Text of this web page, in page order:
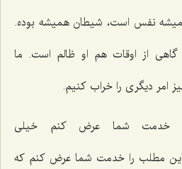
نفس است، شیطان همیشه بوده.
گاهی از اوقات هم او ظالم است. ما
امر دیگری را خراب کنیم.
خدمت شما عرض کنم خیلی
مطلب را خدمت شما عرض کنم که